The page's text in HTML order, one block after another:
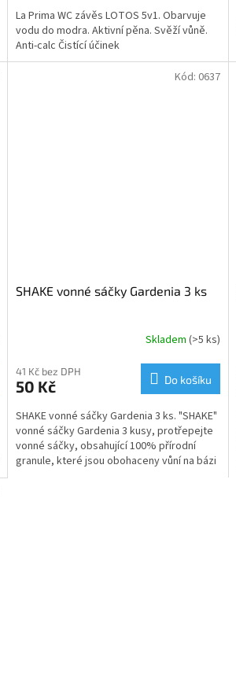
La Prima WC závěs LOTOS 5v1. Obarvuje
vodu do modra. Aktivní pěna. Svěží vůně.
Anti-calc Čistící účinek
SHAKE vonné sáčky Gardenia 3 ks
Skladem (>5 ks)
41 Kč bez DPH
50 Kč Do košíku
SHAKE vonné sáčky Gardenia 3 ks. "SHAKE"
vonné sáčky Gardenia 3 kusy, protřepejte
vonné sáčky, obsahující 100% přírodní
granule, které jsou obohaceny vůní na bázi
Kód: 0637